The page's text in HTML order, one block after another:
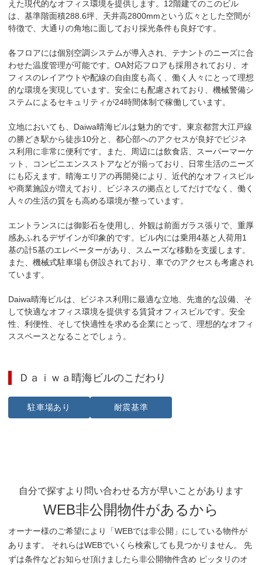
えた現代的なオフィス環境を提供します。12階建てのこのビル
は、基準階面積288.6坪、天井高2800mmという広々とした空間が
特徴で、大通りの角地に面しており採光条件も良好です。
各フロアには個別空調システムが導入され、テナントのニーズに合
わせた温度管理が可能です。OA対応フロアも採用されており、オ
フィスのレイアウトや配線の自由度も高く、働く人々にとって理想
的な環境を実現しています。安全にも配慮されており、機械警備シ
ステムによるセキュリティが24時間体制で稼働しています。
立地においても、Daiwa晴海ビルは魅力的です。東京都営大江戸線
の勝どき駅から徒歩10分と、都心部へのアクセスが良好でビジネ
ス利用に非常に便利です。また、周辺には飲食店、スーパーマーケ
ット、コンビニエンスストアなどが揃っており、日常生活のニーズ
にも応えます。晴海エリアの再開発により、近代的なオフィスビル
や商業施設が増えており、ビジネスの拠点としてだけでなく、働く
人々の生活の質をも高める環境が整っています。
エントランスには御影石を使用し、外観は前面ガラス張りで、重厚
感あふれるデザインが印象的です。ビル内には乗用4基と人荷用1
基の計5基のエレベーターがあり、スムーズな移動を支援します。
また、機械式駐車場も併設されており、車でのアクセスも考慮され
ています。
Daiwa晴海ビルは、ビジネス利用に最適な立地、先進的な設備、そ
して快適なオフィス環境を提供する賃貸オフィスビルです。安全
性、利便性、そして快適性を求める企業にとって、理想的なオフィ
ススペースとなることでしょう。
Ｄａｉｗａ晴海ビルのこだわり
駐車場あり 耐震基準
自分で探すより問い合わせる方が早いことがあります
WEB非公開物件があるから
オーナー様のご希望により「WEBでは非公開」にしている物件が
あります。 それらはWEBでいくら検索しても見つかりません。 先
ずは条件などお知らせ頂けましたら非公開物件含め ピッタリのオ